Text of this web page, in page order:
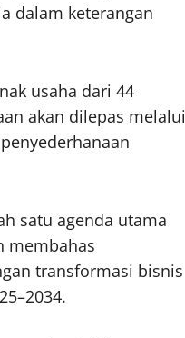
dalam keterangan
usaha dari 44
akan dilepas melalui
satu agenda utama
membahas
transformasi bisnis